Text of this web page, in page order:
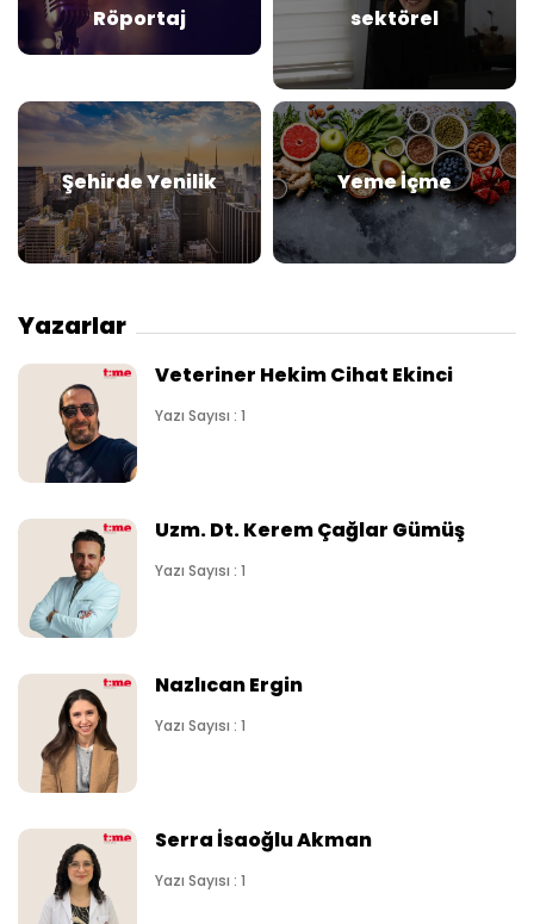
Röportaj sektörel
Şehirde Yenilik Yeme İçme
Yazarlar
Veteriner Hekim Cihat Ekinci
Yazı Sayısı : 1
Uzm. Dt. Kerem Çağlar Gümüş
Yazı Sayısı : 1
Nazlıcan Ergin
Yazı Sayısı : 1
Serra İsaoğlu Akman
Yazı Sayısı : 1